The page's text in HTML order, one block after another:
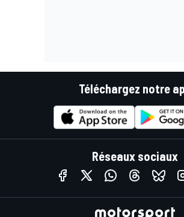
Téléchargez notre
Réseaux sociaux